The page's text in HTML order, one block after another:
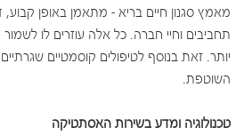
מאמץ סגנון חיים בריא – מתאמן באופן
תחביבים וחיי חברה. כל אלה עוזרים לו
יותר. זאת בנוסף לטיפולים קוסמטיים
השוטפת.
טכנולוגיה ומדע בשירות האסתטיקה